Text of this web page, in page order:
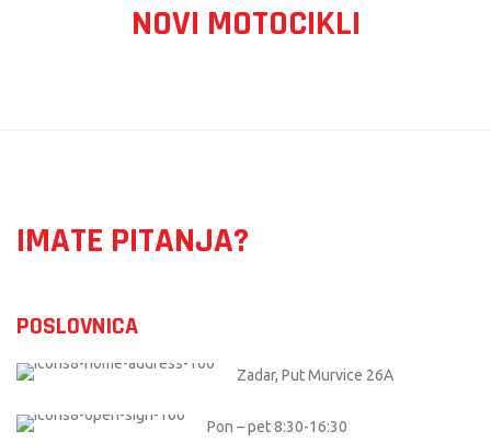
NOVI MOTOCIKLI
IMATE PITANJA?
POSLOVNICA
Zadar, Put Murvice 26A
Pon – pet 8:30-16:30